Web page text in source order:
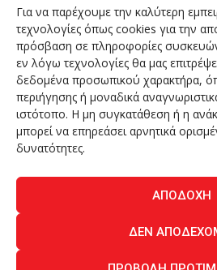
Για να παρέχουμε την καλύτερη
τεχνολογίες όπως cookies για την
πρόσβαση σε πληροφορίες
εν λόγω τεχνολογίες θα μας
δεδομένα προσωπικού χαρακτήρα,
περιήγησης ή μοναδικά
ιστότοπο. Η μη συγκατάθεση ή η
μπορεί να επηρεάσει αρνητικά
δυνατότητες.
ΑΠΟΔΟΧΉ
ΔΕΝ
Διευθυντής Σύνταξης:Ευθυμιάτου
Domain:grillmagazine.gr
Δικαιούχος Domain:Θεόδωρος
Διευθυντής:Θεόδωρος Δημητριάδης
Διαχειριστής:Θεόδωρος Δημητριάδης
Δήλωση Συμμόρφωσης
Αριθμός Πιστοποίησης Μ.Η.Τ.:
ΑΝΘΡΩΠΟΙ
ΠΕΡΙΟΔΙΚΟ